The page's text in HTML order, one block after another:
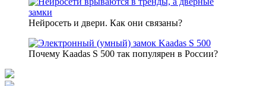
Нейросеть и двери. Как они связаны?
Почему Kaadas S 500 так популярен в России?